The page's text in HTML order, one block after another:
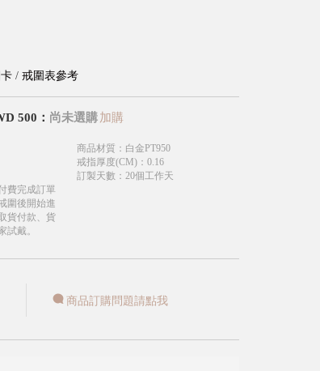
/ 戒圍表參考
500 ： 尚未選購加購
商品材質 ： 白金PT950
戒指厚度(CM)： 0.16
訂製天數 ： 20個工作天
費完成訂單
圍後開始進
貨付款、貨
試戴。
商品訂購問題請點我